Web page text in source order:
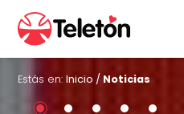
Estás en:Inicio / Noticias